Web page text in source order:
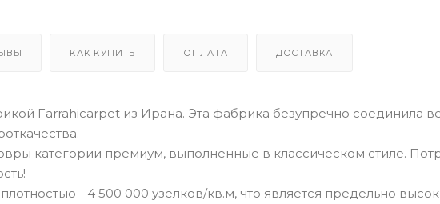
КАК КУПИТЬ ОПЛАТА ДОСТАВКА
Farrahicarpet из Ирана. Эта фабрика безупречно соединила
категории премиум, выполненные в классическом стиле.
- 4 500 000 узелков/кв.м, что является предельно